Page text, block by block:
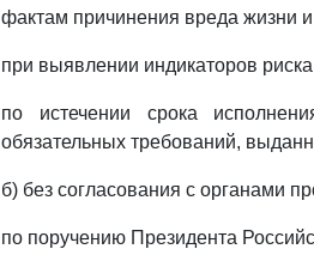
фактам причинения вреда жизни
при выявлении индикаторов
по истечении срока
обязательных требований,
б) без согласования с органами
по поручению Президента